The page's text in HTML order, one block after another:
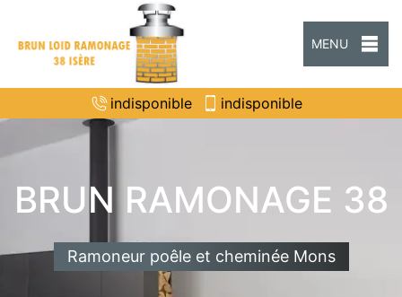
MENU
indisponible indisponible
BRUN RAMONAGE 38
Ramoneur poêle et cheminée Mons